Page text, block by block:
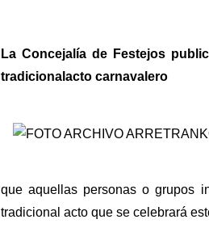
La Concejalía de Festejos
tradicionalacto carnavalero
que aquellas personas o grupos
tradicional acto que se celebrará